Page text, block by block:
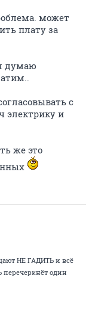
может
плату за
думаю
с
электрику и
же это
НЕ ГАДИТЬ и всё
один